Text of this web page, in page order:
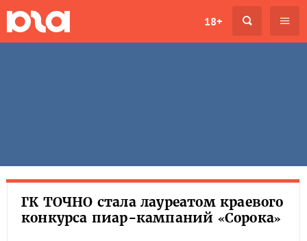
18+
ГК ТОЧНО стала лауреатом краевого
конкурса пиар-кампаний «Сорока»